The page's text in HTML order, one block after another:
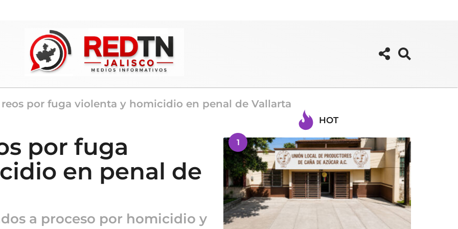
por fuga violenta y homicidio en penal de Vallarta
por fuga
en penal de
a proceso por homicidio y
HOT
1